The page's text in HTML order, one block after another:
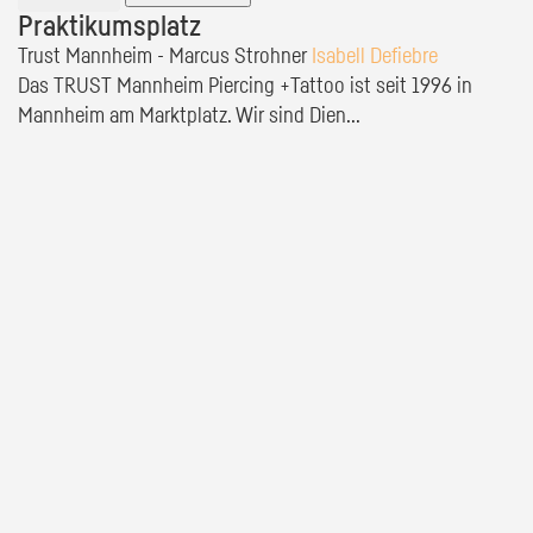
Praktikumsplatz
Trust Mannheim - Marcus Strohner Isabell Defiebre
Das TRUST Mannheim Piercing +Tattoo ist seit 1996 in
Mannheim am Marktplatz. Wir sind Dien...